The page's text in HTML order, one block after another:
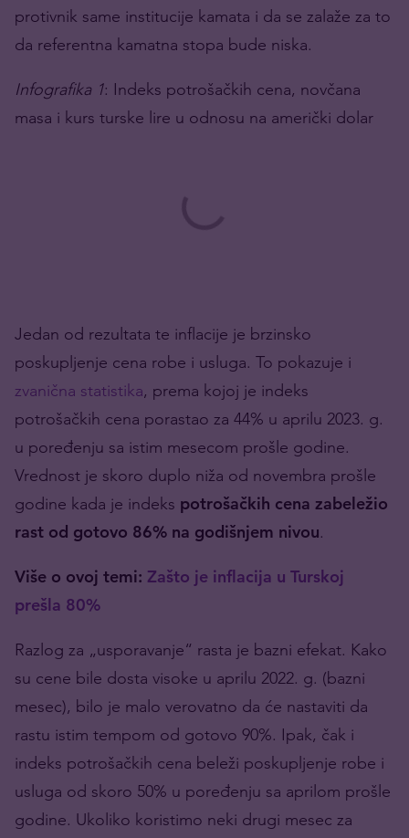
protivnik same institucije kamata i da se zalaže za to
da referentna kamatna stopa bude niska.
Infografika 1: Indeks potrošačkih cena, novčana
masa i kurs turske lire u odnosu na američki dolar
Jedan od rezultata te inflacije je brzinsko
poskupljenje cena robe i usluga. To pokazuje i
zvanična statistika, prema kojoj je indeks
potrošačkih cena porastao za 44% u aprilu 2023. g.
u poređenju sa istim mesecom prošle godine.
Vrednost je skoro duplo niža od novembra prošle
godine kada je indeks potrošačkih cena zabeležio
rast od gotovo 86% na godišnjem nivou.
Više o ovoj temi: Zašto je inflacija u Turskoj
prešla 80%
Razlog za „usporavanje“ rasta je bazni efekat. Kako
su cene bile dosta visoke u aprilu 2022. g. (bazni
mesec), bilo je malo verovatno da će nastaviti da
rastu istim tempom od gotovo 90%. Ipak, čak i
indeks potrošačkih cena beleži poskupljenje robe i
usluga od skoro 50% u poređenju sa aprilom prošle
godine. Ukoliko koristimo neki drugi mesec za